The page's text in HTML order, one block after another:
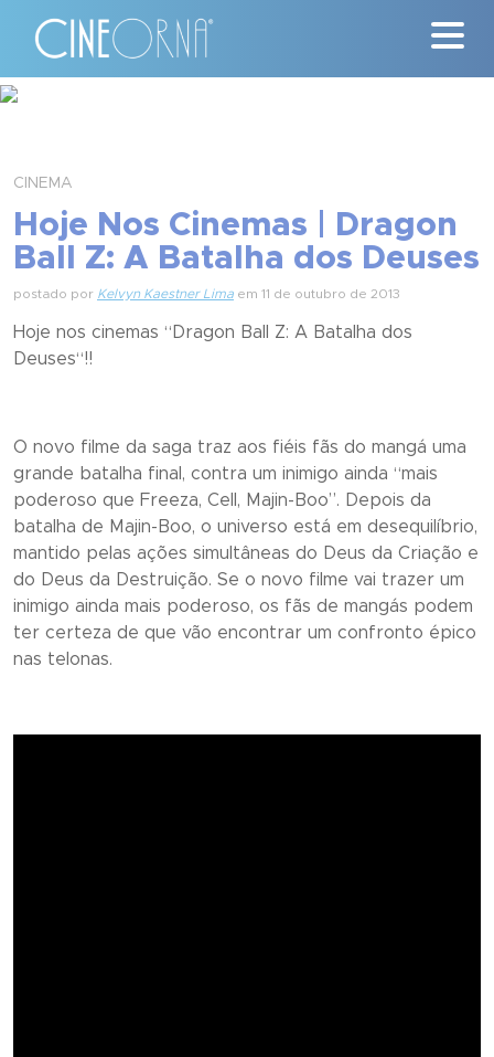
#ClássicosCineOrna
Nossa História
CINEMA
Hoje Nos Cinemas | Dragon
Ball Z: A Batalha dos Deuses
postado por Kelvyn Kaestner Lima em 11 de outubro de 2013
Hoje nos cinemas “ Dragon Ball Z: A Batalha dos
Deuses“!!
O novo filme da saga traz aos fiéis fãs do mangá uma
grande batalha final, contra um inimigo ainda “mais
poderoso que Freeza, Cell, Majin-Boo”. Depois da
batalha de Majin-Boo, o universo está em desequilíbrio,
mantido pelas ações simultâneas do Deus da Criação e
do Deus da Destruição. Se o novo filme vai trazer um
inimigo ainda mais poderoso, os fãs de mangás podem
ter certeza de que vão encontrar um confronto épico
nas telonas.